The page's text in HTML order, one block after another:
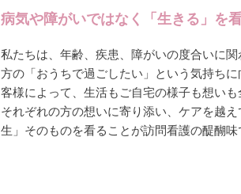
病気や障がいではなく「生きる」を看
私たちは、年齢、疾患、障がいの度合いに
方の「おうちで過ごしたい」という気持ち
客様によって、生活もご自宅の様子も想いも
それぞれの方の想いに寄り添い、ケアを越え
生」そのものを看ることが訪問看護の醍醐味